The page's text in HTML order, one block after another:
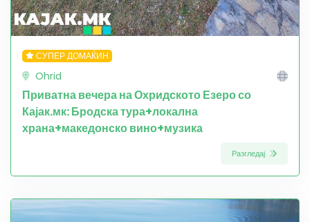
СУПЕР ДОМАЌИН
Ohrid
Приватна вечера на Охридското Езеро со
Кајак.мк: Бродска тура+локална
храна+македонско вино+музика
Разгледај